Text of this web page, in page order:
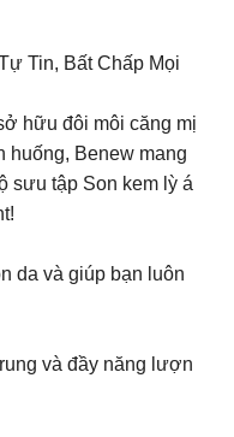
Tin, Bất Chấp Mọi
hữu đôi môi căng mị
huống, Benew mang
sưu tập Son kem lỳ á
da và giúp bạn luôn
và đầy năng lượn